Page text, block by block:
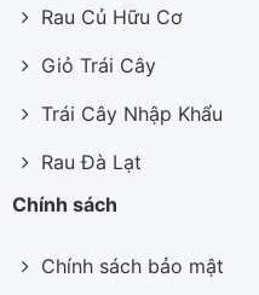
Rau Củ Hữu Cơ
Giỏ Trái Cây
Trái Cây Nhập Khẩu
Rau Đà Lạt
Chính sách
Chính sách bảo mật